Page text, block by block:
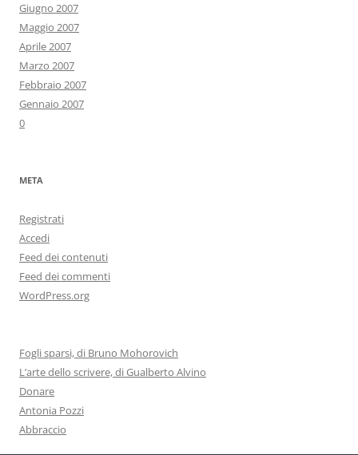
Giugno 2007
Maggio 2007
Aprile 2007
Marzo 2007
Febbraio 2007
Gennaio 2007
0
META
Registrati
Accedi
Feed dei contenuti
Feed dei commenti
WordPress.org
Fogli sparsi, di Bruno Mohorovich
L’arte dello scrivere, di Gualberto Alvino
Donare
Antonia Pozzi
Abbraccio